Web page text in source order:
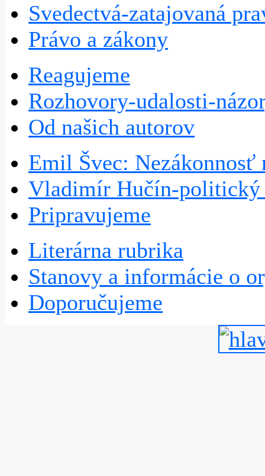
Svedectvá-zatajovaná
Právo a zákony
Reagujeme
Rozhovory-udalosti-
Od našich autorov
Emil Švec: Nezákonnosť
Vladimír Hučín-politický
Pripravujeme
Literárna rubrika
Stanovy a informácie o
Doporučujeme